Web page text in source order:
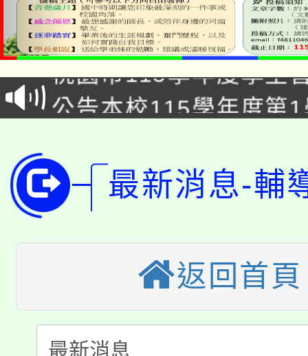
「2026金融保險知識
車」活動
桃園市115學年度學生
生本土語及新住民語歌
公告本校115學年度第
代理(課)教師甄選結果(
轉知中國文化大學推廣
《TA101》溝通分析基
程，歡迎學生輔導中心
心理、諮商輔導、社會
系所師生報名參加。
轉知苗栗縣政府辦理
縣市「校園短影音徵選
門員」簡章及活動海報
踴躍報名參加。
「桃園市補助參觀特色
展演活動實施計畫」
115年度「教育部表揚
義教育推展貢獻獎」
「2026 ART TAIPEI臺
最新消息-輔
返回首頁